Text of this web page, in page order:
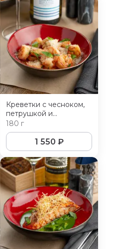
Креветки с чесноком,
петрушкой и
пармезаном
180 г
1 550 ₽